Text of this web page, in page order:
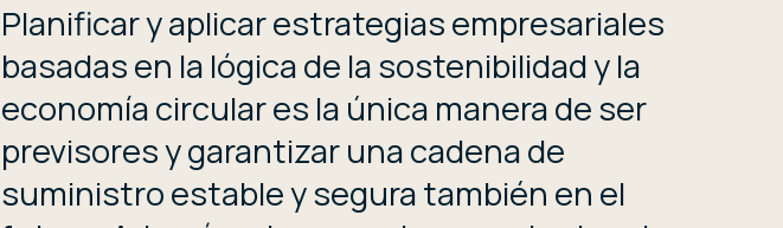
Planificar y aplicar estrategias empresariales
basadas en la lógica de la sostenibilidad y la
economía circular es la única manera de ser
previsores y garantizar una cadena de
suministro estable y segura también en el